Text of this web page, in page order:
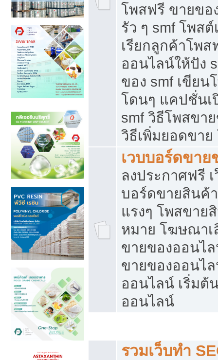
โพสฟรี ขายขอ
รัว ๆ smf โพส
เรียกลูกค้าโพส
ออนไลน์ให้ปัง
ของ smf เขียน
โดนๆ แคปชั่นเ
smf วิธีโพสขา
วิธีเพิ่มยอดขาย
เวบบอร์ดขา
ลงประกาศฟรี
บอร์ดขายสินค้
แรงๆ โพสขาย
หมาย โฆษณาเ
ขายของออนไ
ขายของออนไ
ออนไลน์ เริ่มต้
ออนไลน์
รวมเว็บทำ